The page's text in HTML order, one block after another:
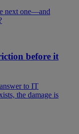
next one—and
before it
to IT
the damage is